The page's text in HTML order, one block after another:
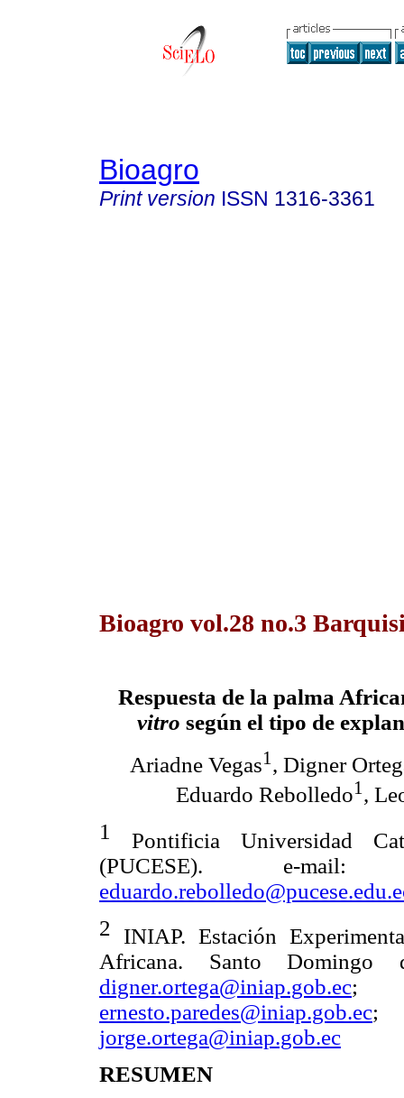
Bioagro
Print version ISSN 1316-3361
Bioagro vol.28 no.3
Respuesta de la palma
vitro según el tipo de
Ariadne Vegas1 , Digner
Eduardo Rebolledo1 ,
1 Pontificia Universidad
(PUCESE).
2 INIAP. Estación
Africana. Santo Domingo
digner.ortega@iniap.gob.ec
ernesto.paredes@iniap.gob.ec
jorge.ortega@iniap.gob.ec
RESUMEN